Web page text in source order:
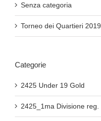
Senza categoria
Torneo dei Quartieri 2019
Categorie
2425 Under 19 Gold
2425_1ma Divisione reg.